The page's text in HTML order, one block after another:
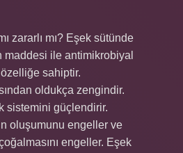
zararlı mı? Eşek sütünde
maddesi ile antimikrobiyal
sahiptir.
oldukça zengindir.
sistemini güçlendirir.
oluşumunu engeller ve
engeller. Eşek